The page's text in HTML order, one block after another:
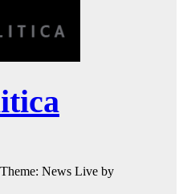
Theme: News Live by